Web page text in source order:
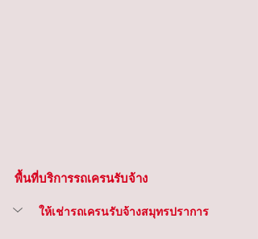
พื้นที่บริการรถเครนรับจ้าง
ให้เช่ารถเครนรับจ้างสมุทรปราการ